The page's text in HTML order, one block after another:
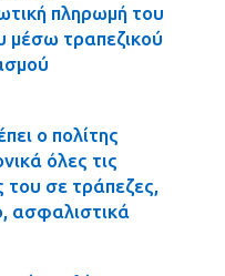
πληρωμή του
μέσω τραπεζικού
ο πολίτης
όλες τις
του σε τράπεζες,
ασφαλιστικά